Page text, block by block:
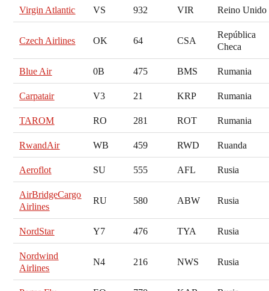
Virgin Atlantic VS 932 VIR Reino Unido
Czech Airlines OK 64 CSA
República
Checa
Blue Air 0B 475 BMS Rumania
Carpatair V3 21 KRP Rumania
TAROM RO 281 ROT Rumania
RwandAir WB 459 RWD Ruanda
Aeroflot SU 555 AFL Rusia
AirBridgeCargo
Airlines
RU 580 ABW Rusia
NordStar Y7 476 TYA Rusia
Nordwind
Airlines
N4 216 NWS Rusia